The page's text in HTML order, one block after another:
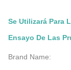
Se Utilizará Para
Ensayo De Las
Brand Name: